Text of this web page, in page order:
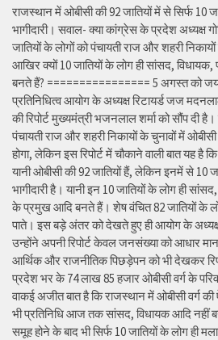
राजस्थान में ओबीसी की 92 जातियों में से सिर्फ 10
भागीदारी। सवाल- क्या कांग्रेस के प्रदेश अध्यक्ष
जातियों के लोगों को पंचायती राज और शहरी
आखिर क्यों 10 जातियों के लोग ही सांसद,
बनते हैं? ================ 5 अगस्त को
प्रतिनिधित्व आयोग के अध्यक्ष रिटायर्ड जज
की रिपोर्ट मुख्यमंत्री भजनलाल शर्मा को सौंप दी
पंचायती राज और शहरी निकायों के चुनावों में
होगा, लेकिन इस रिपोर्ट में चौकाने वाली बात यह है
यानी ओबीसी की 92 जातियों हैं, लेकिन इनमें से 10
भागीदारी है। यानी इन 10 जातियों के लोग ही
के प्रमुख आदि बनते हैं। शेष वंचित 82 जातियों के
पाते। इस बड़े अंतर को देखते हुए ही आयोग के अध्यक्ष
उन्होंने अपनी रिपोर्ट केवल जनसंख्या को आधार
आर्थिक और राजनीतिक पिछड़ेपन को भी देखकर
प्रदेश भर के 74 लाख 85 हजार ओबीसी वर्ग के
वाकई अजीत बात है कि राजस्थान में ओबीसी वर्ग की
भी प्रतिनिधि आज तक सांसद, विधायक आदि नहीं
समूह होने के बाद भी सिर्फ 10 जातियों के लोग ही